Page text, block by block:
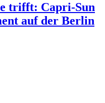
trifft: Capri-Sun
auf der Berlin